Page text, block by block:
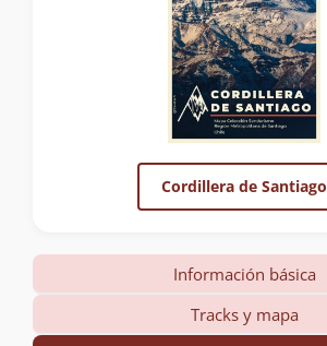
Cordillera de Santiago
Información básica
Tracks y mapa